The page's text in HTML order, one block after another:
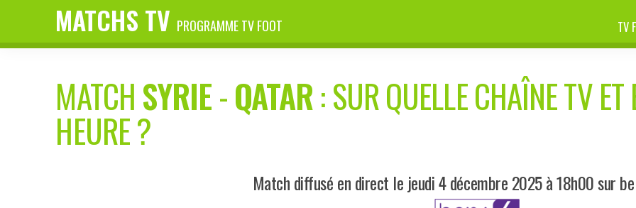
MATCHS TV PROGRAMME TV FOOT TV
MATCHSYRIE-QATAR: SUR QUELLE CHAÎNE TV
HEURE ?
Match diffusé en direct le jeudi 4 décembre 2025 à 18h00 sur